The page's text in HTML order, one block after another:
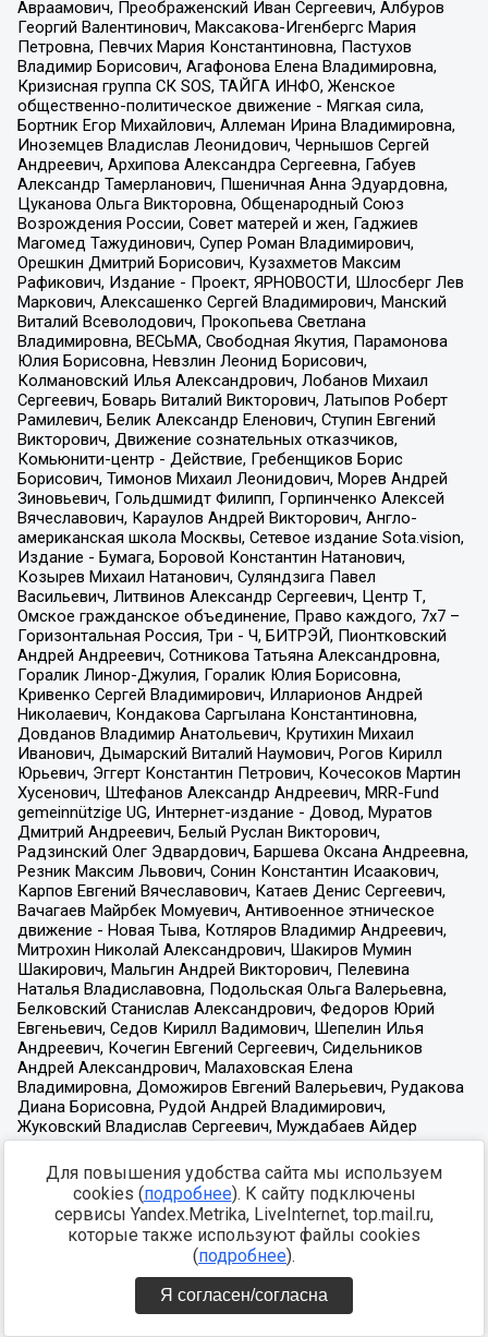
Для повышения удобства сайта мы используем
cookies (подробнее). К сайту подключены
сервисы Yandex.Metrika, LiveInternet, top.mail.ru,
которые также используют файлы cookies
(подробнее).
Я согласен/согласна